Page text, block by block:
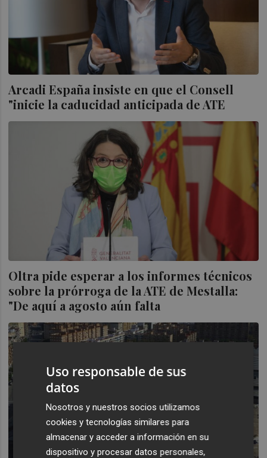
Arcadi España insiste en que el Consell
"inicie la caducidad anticipada de ATE
Oltra pide esperar a los informes técnicos
sobre la prórroga de la ATE de Mestalla:
"De aquí a agosto aún falta
Uso responsable de sus
datos
Nosotros y nuestros socios utilizamos
cookies y tecnologías similares para
almacenar y acceder a información en su
dispositivo y procesar datos personales,